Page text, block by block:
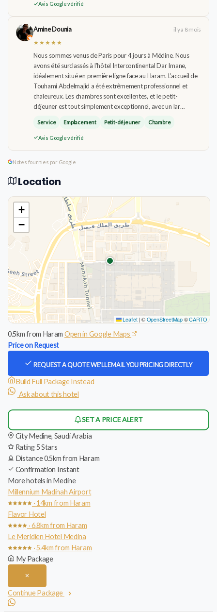
Avis Google vérifié
Amine Dounia
il y a 8 mois
★★★★★
Nous sommes venus de Paris pour 4 jours à Médine. Nous
avons été surclassés à l’hôtel Intercontinental Dar Imane,
idéalement situé en première ligne face au Haram. L’accueil de
Touhami Abdelmajid a été extrêmement professionnel et
chaleureux. Les chambres sont excellentes, et le petit-
déjeuner est tout simplement exceptionnel, avec un lar…
Service Emplacement Petit-déjeuner Chambre
Avis Google vérifié
Notes fournies par Google
Location
+
−
Leaflet |©OpenStreetMap©CARTO
0.5km from Haram Open in Google Maps
Price on Request
REQUEST A QUOTEWE'LL EMAIL YOU PRICING DIRECTLY
Build Full Package Instead
Ask about this hotel
SET A PRICE ALERT
CityMedine, Saudi Arabia
Rating5 Stars
Distance0.5km from Haram
Confirmation Instant
More hotels in Medine
Millennium Madinah Airport
· 14km from Haram
Flavor Hotel
· 6.8km from Haram
Le Meridien Hotel Medina
· 5.4km from Haram
My Package
Continue Package